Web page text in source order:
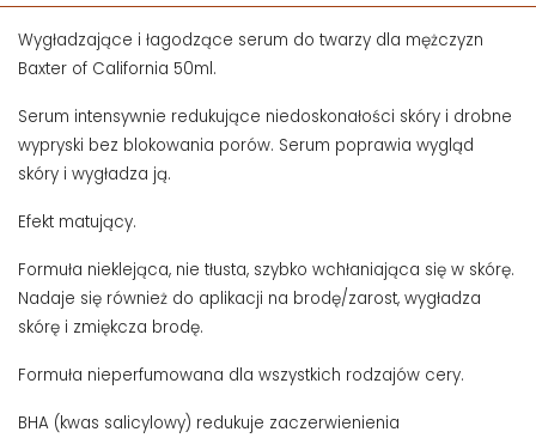
Wygładzające i łagodzące serum do twarzy dla mężczyzn
Baxter of California 50ml.
Serum intensywnie redukujące niedoskonałości skóry i drobne
wypryski bez blokowania porów. Serum poprawia wygląd
skóry i wygładza ją.
Efekt matujący.
Formuła nieklejąca, nie tłusta, szybko wchłaniająca się w skórę.
Nadaje się również do aplikacji na brodę/zarost, wygładza
skórę i zmiękcza brodę.
Formuła nieperfumowana dla wszystkich rodzajów cery.
BHA (kwas salicylowy) redukuje zaczerwienienia